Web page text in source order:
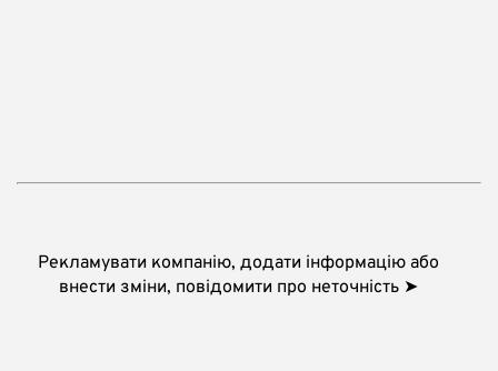
Рекламувати компанію, додати інформацію або
внести зміни, повідомити про неточність ➤